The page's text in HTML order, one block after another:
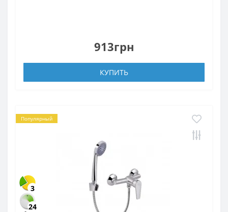
913грн
КУПИТЬ
Популярный
3
24